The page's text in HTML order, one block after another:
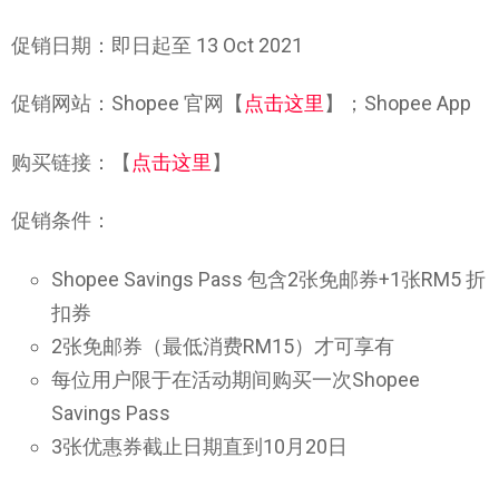
促销日期：即日起至 13 Oct 2021
促销网站：Shopee 官网【 点击这里 】；Shopee App
购买链接：【 点击这里 】
促销条件：
Shopee Savings Pass 包含2张免邮券+1张RM5 折
扣券
2张免邮券（最低消费RM15）才可享有
每位用户限于在活动期间购买一次Shopee
Savings Pass
3张优惠券截止日期直到10月20日